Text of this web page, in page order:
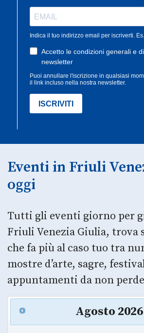
Eventi in Friuli
oggi
Tutti gli eventi giorno per
Friuli Venezia Giulia, trova
che fa più al caso tuo tra
mostre d’arte, sagre,
appuntamenti da non
Agosto 2026